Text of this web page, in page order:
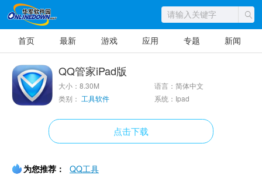
首页 最新 游戏 应用 专题 新闻
QQ管家iPad版
大小：8.30M
语言：简体中文
类别： 工具软件 系统：Ipad
点击下载
为您推荐： QQ工具